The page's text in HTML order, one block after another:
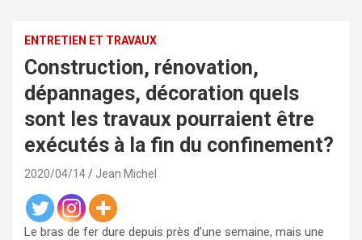
ENTRETIEN ET TRAVAUX
Construction, rénovation,
dépannages, décoration quels
sont les travaux pourraient être
exécutés à la fin du confinement?
2020/04/14 Jean Michel
Le bras de fer dure depuis près d’une semaine, mais une